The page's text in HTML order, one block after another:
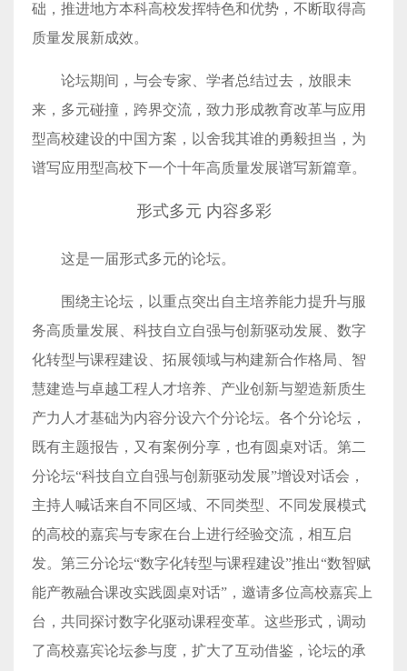
础，推进地方本科高校发挥特色和优势，不断取得高
质量发展新成效。
论坛期间，与会专家、学者总结过去，放眼未
来，多元碰撞，跨界交流，致力形成教育改革与应用
型高校建设的中国方案，以舍我其谁的勇毅担当，为
谱写应用型高校下一个十年高质量发展谱写新篇章。
形式多元 内容多彩
这是一届形式多元的论坛。
围绕主论坛，以重点突出自主培养能力提升与服
务高质量发展、科技自立自强与创新驱动发展、数字
化转型与课程建设、拓展领域与构建新合作格局、智
慧建造与卓越工程人才培养、产业创新与塑造新质生
产力人才基础为内容分设六个分论坛。各个分论坛，
既有主题报告，又有案例分享，也有圆桌对话。第二
分论坛“科技自立自强与创新驱动发展”增设对话会，
主持人喊话来自不同区域、不同类型、不同发展模式
的高校的嘉宾与专家在台上进行经验交流，相互启
发。第三分论坛“数字化转型与课程建设”推出“数智赋
能产教融合课改实践圆桌对话”，邀请多位高校嘉宾上
台，共同探讨数字化驱动课程变革。这些形式，调动
了高校嘉宾论坛参与度，扩大了互动借鉴，论坛的承